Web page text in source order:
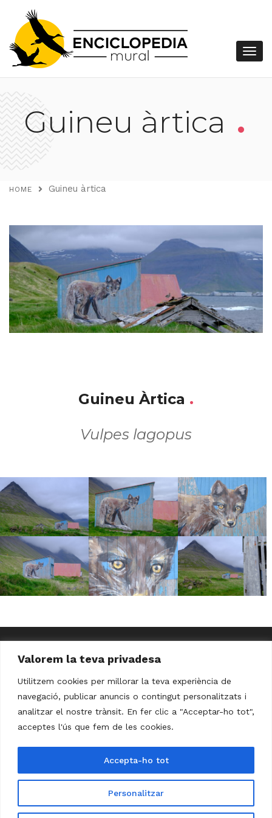
Valorem la teva privadesa
Utilitzem cookies per millorar la teva experiència de
navegació, publicar anuncis o contingut personalitzats i
analitzar el nostre trànsit. En fer clic a "Acceptar-ho tot",
acceptes l'ús que fem de les cookies.
Personalitzar
Accepta-ho tot
Guineu àrtica .
HOME Guineu àrtica
Guineu Àrtica .
Vulpes lagopus
Avís Legal Política de Privacitat